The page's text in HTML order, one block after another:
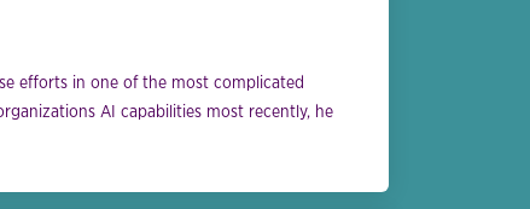
efforts in one of the most complicated
AI capabilities most recently, he